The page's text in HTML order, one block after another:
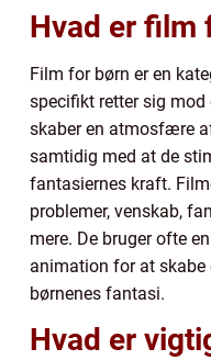
Hvad er film
Film for børn er en
specifikt retter sig
skaber en atmosfære
samtidig med at de
fantasiernes kraft.
problemer, venskab,
mere. De bruger ofte
animation for at skabe
børnenes fantasi.
Hvad er